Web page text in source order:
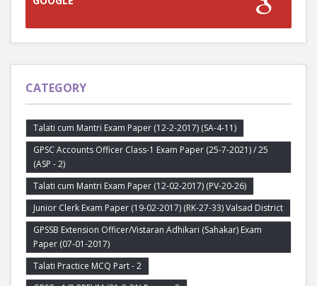
CATEGORY
Talati cum Mantri Exam Paper (12-2-2017) (SA-4-11)
GPSC Accounts Officer Class-1 Exam Paper (25-7-2021) / 25
(ASP - 2)
Talati cum Mantri Exam Paper (12-02-2017) (PV-20-26)
Junior Clerk Exam Paper (19-02-2017) (RK-27-33) Valsad District
GPSSB Extension Officer/Vistaran Adhikari (Sahakar) Exam
Paper (07-01-2017)
Talati Practice MCQ Part - 2